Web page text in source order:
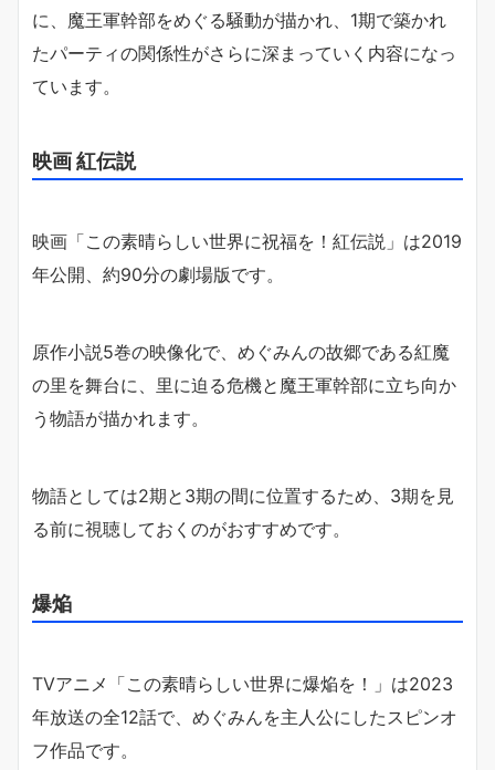
に、魔王軍幹部をめぐる騒動が描かれ、1期で築かれ
たパーティの関係性がさらに深まっていく内容になっ
ています。
映画 紅伝説
映画「この素晴らしい世界に祝福を！紅伝説」は2019
年公開、約90分の劇場版です。
原作小説5巻の映像化で、めぐみんの故郷である紅魔
の里を舞台に、里に迫る危機と魔王軍幹部に立ち向か
う物語が描かれます。
物語としては2期と3期の間に位置するため、3期を見
る前に視聴しておくのがおすすめです。
爆焔
TVアニメ「この素晴らしい世界に爆焔を！」は2023
年放送の全12話で、めぐみんを主人公にしたスピンオ
フ作品です。